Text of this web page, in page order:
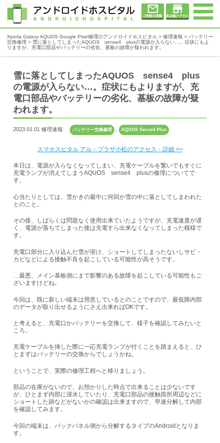
Xperia Galaxy AQUOS Google Pixel修理のアンドロイドホスピタル > 修理速報 > バッテリー
交換修理 > 雪に落としてしまったAQUOS sense4 plusの電源が入らない…。症状にもよ
りますが、充電口部品やバッテリーの劣化、基板の故障が疑われます。
雪に落としてしまったAQUOS sense4 plus
の電源が入らない…。症状にもよりますが、充
電口部品やバッテリーの劣化、基板の故障が疑
われます。
2023.01.01 修理速報 バッテリー交換修理 , AQUOS Sense4 Plus
スマホスピタル アル・プラザ小松のアクセス・詳細 >>
本日は、電源が入らなくなってしまい、充電ケーブルを繋いでもすぐに
充電ランプが消えてしまうAQUOS sense4 plusの修理についてで
す。
心当たりとしては、雪かきの最中に何回か雪の中に落としてしまわれた
とのこと。
その後、しばらくは問題なく使用出来ていたようですが、充電速度が遅
く、電源が落ちてしまった後は充電すら出来なくなってしまった模様で
す。
充電口部分に入り込んだ雪が溶け、ショートしてしまったないしサビ・
カビなどによる接触不良を起こしている可能性が高そうです。
…最悪、メイン基板側にまで影響のある故障を起こしている可能性もご
ざいますけどね。
今回は、既に新しい端末は用意しているとのことですので、最低限内部
のデータが取り出せるようにさえ出来ればOKです。
と考えると、充電口かバッテリーを交換して、様子を確認してみたいと
ころ。
充電ケーブルを挿した際に一応充電ランプが付くことを踏まえると、ひ
とまずはバッテリーの交換からでしょうかね。
ということで、実際の修理工程へと移りましょう。
部品の在庫がないので、お預かりした時点で出来ることは少ないです
が、ひとまず内部に浸水していたり、充電口部品の接触箇所周辺などに
ショートした跡などがないかの確認は出来ますので、早速分解して内部
を確認してみます。
今回の端末は、バックパネル側から分解するタイプのAndroid となりま
す。